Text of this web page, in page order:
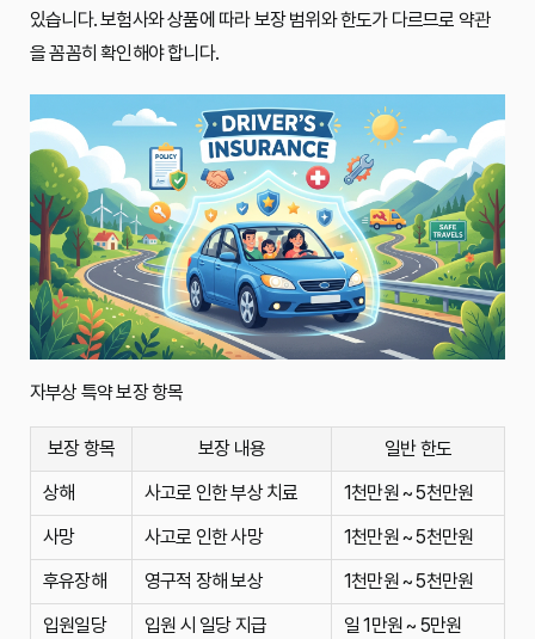
있습니다. 보험사와 상품에 따라 보장 범위와 한도가 다르므로 약관
을 꼼꼼히 확인해야 합니다.
자부상 특약 보장 항목
보장 항목 보장 내용
일반 한도
상해
사고로 인한 부상 치료
1천만원 ~ 5천만원
사망
사고로 인한 사망
1천만원 ~ 5천만원
후유장해
영구적 장해 보상
1천만원 ~ 5천만원
입원일당
입원 시 일당 지급 일 1만원 ~ 5만원